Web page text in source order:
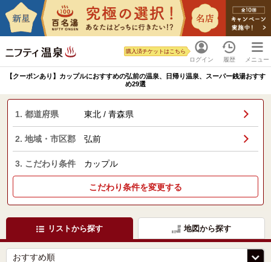
ログイン
購入済チケットはこちら
履歴 メニュー
【クーポンあり】カップルにおすすめの弘前の温泉、日帰り温泉、スーパー銭湯おすす
め29選
1. 都道府県 東北 / 青森県
2. 地域・市区郡 弘前
3. こだわり条件 カップル
こだわり条件を変更する
リストから探す 地図から探す